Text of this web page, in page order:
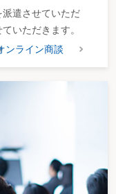
子情報処理組織（e-
する法律の規定によ
計算書（所得税徴収高
載事項のデータの送信
期の不具合等による
、この特例の対象とな
日から令和8年3月31
遣させていただ
いただきます。
ンライン商談